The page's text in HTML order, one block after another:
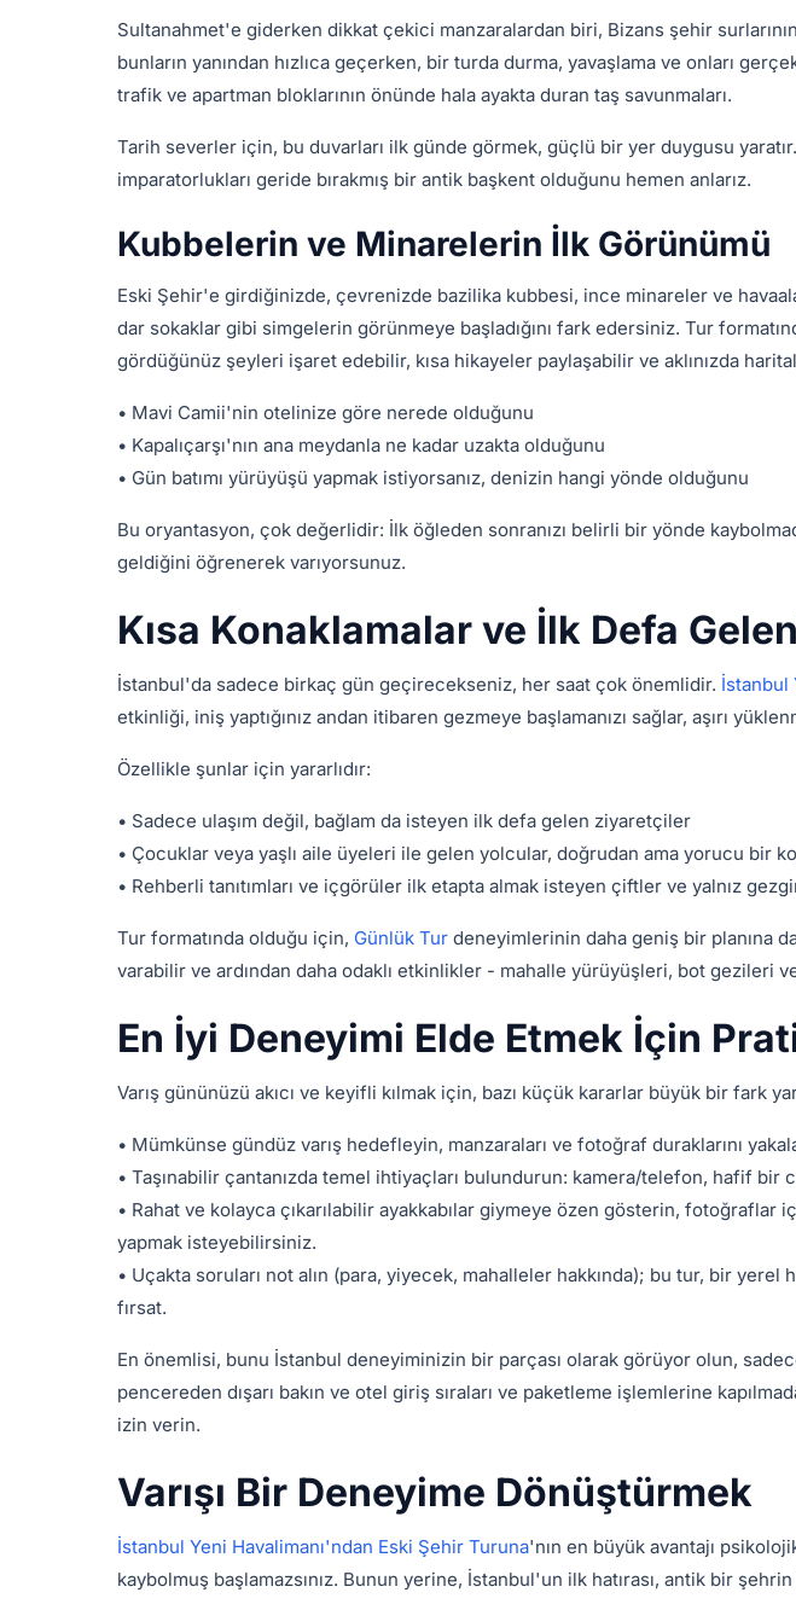
Sultanahmet'e giderken dikkat çekici manzaralardan biri, Bizans şehir
bunların yanından hızlıca geçerken, bir turda durma, yavaşlama ve onları
trafik ve apartman bloklarının önünde hala ayakta duran taş savunmaları.
Tarih severler için, bu duvarları ilk günde görmek, güçlü bir yer duygusu
imparatorlukları geride bırakmış bir antik başkent olduğunu hemen anlarız.
Kubbelerin ve Minarelerin İlk Görünümü
Eski Şehir'e girdiğinizde, çevrenizde bazilika kubbesi, ince minareler ve
dar sokaklar gibi simgelerin görünmeye başladığını fark edersiniz. Tur
gördüğünüz şeyleri işaret edebilir, kısa hikayeler paylaşabilir ve aklınızda
• Mavi Camii'nin otelinize göre nerede olduğunu
• Kapalıçarşı'nın ana meydanla ne kadar uzakta olduğunu
• Gün batımı yürüyüşü yapmak istiyorsanız, denizin hangi yönde olduğunu
Bu oryantasyon, çok değerlidir: İlk öğleden sonranızı belirli bir yönde
geldiğini öğrenerek varıyorsunuz.
Kısa Konaklamalar ve İlk Defa
İstanbul'da sadece birkaç gün geçirecekseniz, her saat çok önemlidir. İstanbul
etkinliği, iniş yaptığınız andan itibaren gezmeye başlamanızı sağlar, aşırı
Özellikle şunlar için yararlıdır:
• Sadece ulaşım değil, bağlam da isteyen ilk defa gelen ziyaretçiler
• Çocuklar veya yaşlı aile üyeleri ile gelen yolcular, doğrudan ama yorucu bir
• Rehberli tanıtımları ve içgörüler ilk etapta almak isteyen çiftler ve yalnız
Tur formatında olduğu için, Günlük Tur deneyimlerinin daha geniş bir planına
varabilir ve ardından daha odaklı etkinlikler - mahalle yürüyüşleri, bot gezileri
En İyi Deneyimi Elde Etmek İçin
Varış gününüzü akıcı ve keyifli kılmak için, bazı küçük kararlar büyük bir fark
• Mümkünse gündüz varış hedefleyin, manzaraları ve fotoğraf duraklarını
• Taşınabilir çantanızda temel ihtiyaçları bulundurun: kamera/telefon, hafif bir
• Rahat ve kolayca çıkarılabilir ayakkabılar giymeye özen gösterin, fotoğraflar
yapmak isteyebilirsiniz.
• Uçakta soruları not alın (para, yiyecek, mahalleler hakkında); bu tur, bir yerel
fırsat.
En önemlisi, bunu İstanbul deneyiminizin bir parçası olarak görüyor olun,
pencereden dışarı bakın ve otel giriş sıraları ve paketleme işlemlerine
izin verin.
Varışı Bir Deneyime Dönüştürmek
İstanbul Yeni Havalimanı'ndan Eski Şehir Turuna'nın en büyük avantajı
kaybolmuş başlamazsınız. Bunun yerine, İstanbul'un ilk hatırası, antik bir